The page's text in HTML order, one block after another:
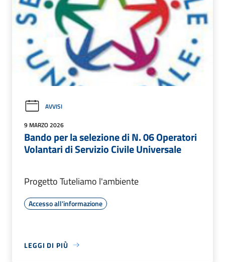
AVVISI
9 MARZO 2026
Bando per la selezione di N. 06 Operatori
Volantari di Servizio Civile Universale
Progetto Tuteliamo l'ambiente
Accesso all'informazione
LEGGI DI PIÙ